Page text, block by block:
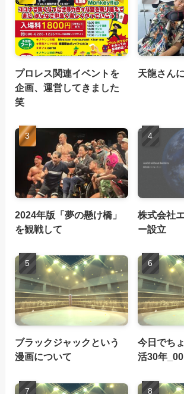
プロレス関連イベントを
企画、運営してきました
笑
天龍さん
2024年版「夢の懸け橋」
を観戦して
株式会社
ー設立
ブラックジャックという
漫画について
今日でち
活30年